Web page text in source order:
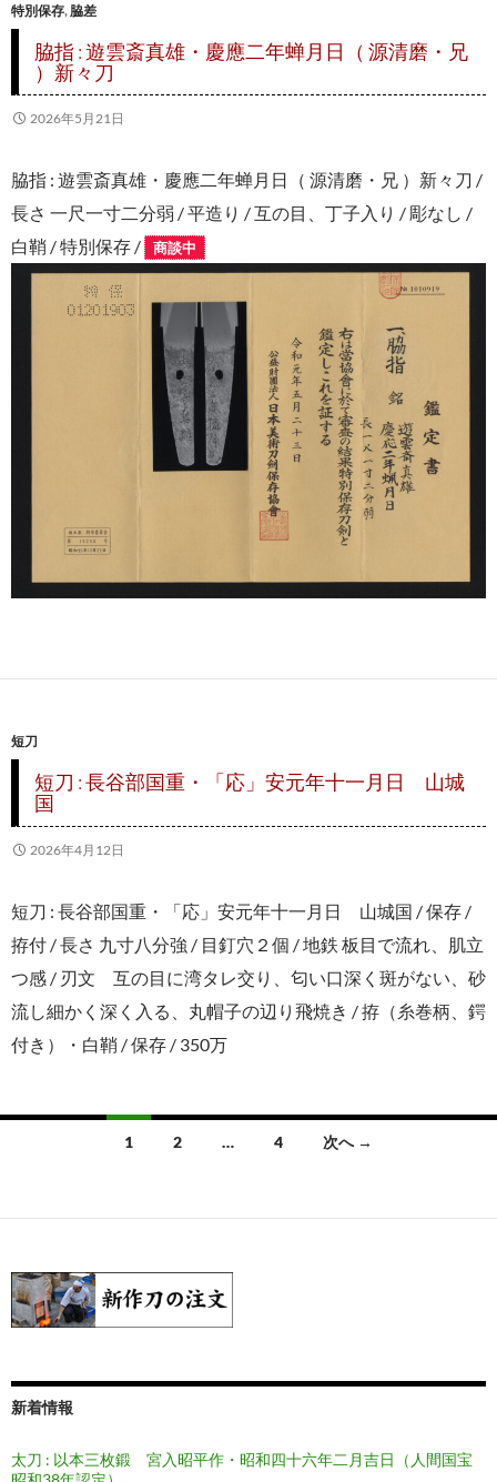
特別保存, 脇差
脇指 : 遊雲斎真雄・慶應二年蝉月日（ 源清磨・兄
）新々刀
2026年5月21日
脇指 : 遊雲斎真雄・慶應二年蝉月日（ 源清磨・兄 ）新々刀 /
長さ 一尺一寸二分弱 / 平造り / 互の目、丁子入り / 彫なし /
白鞘 / 特別保存 /
商談中
短刀
短刀 : 長谷部国重・「応」安元年十一月日 山城
国
2026年4月12日
短刀 : 長谷部国重・「応」安元年十一月日 山城国 / 保存 /
拵付 / 長さ 九寸八分強 / 目釘穴２個 / 地鉄 板目で流れ、肌立
つ感 / 刃文 互の目に湾タレ交り、匂い口深く斑がない、砂
流し細かく深く入る、丸帽子の辺り飛焼き / 拵（糸巻柄、鍔
付き）・白鞘 / 保存 / 350万
ナ
ゲ
ー
ョ
ン
1 2 … 4 次へ →
新着情報
太刀 : 以本三枚鍛 宮入昭平作・昭和四十六年二月吉日（人間国宝